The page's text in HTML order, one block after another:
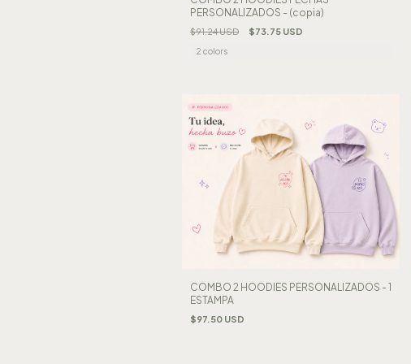
PERSONALIZADOS - (copia)
$91.24 USD $73.75 USD
2 colors
COMBO 2 HOODIES PERSONALIZADOS - 1
ESTAMPA
$97.50 USD